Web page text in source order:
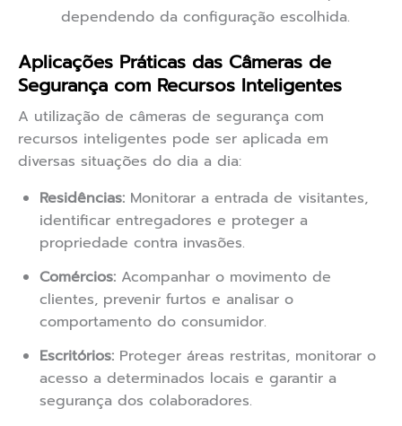
dependendo da configuração escolhida.
Aplicações Práticas das Câmeras de
Segurança com Recursos Inteligentes
A utilização de câmeras de segurança com
recursos inteligentes pode ser aplicada em
diversas situações do dia a dia:
Residências: Monitorar a entrada de visitantes,
identificar entregadores e proteger a
propriedade contra invasões.
Comércios: Acompanhar o movimento de
clientes, prevenir furtos e analisar o
comportamento do consumidor.
Escritórios: Proteger áreas restritas, monitorar o
acesso a determinados locais e garantir a
segurança dos colaboradores.